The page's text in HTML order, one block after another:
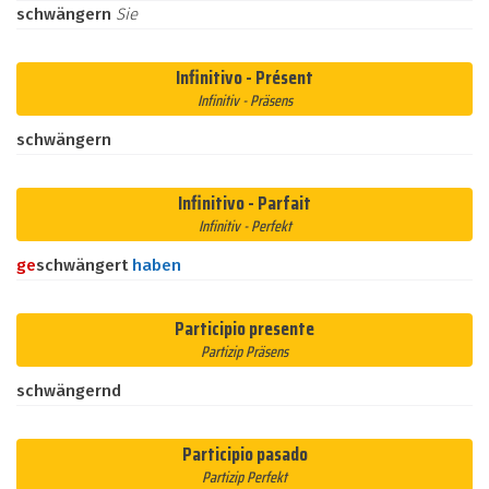
schwängern Sie
Infinitivo - Présent
Infinitiv - Präsens
schwängern
Infinitivo - Parfait
Infinitiv - Perfekt
geschwängert haben
Participio presente
Partizip Präsens
schwängernd
Participio pasado
Partizip Perfekt